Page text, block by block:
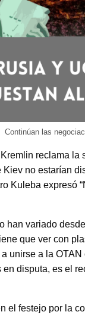
Continúan las
reclama
no estarían
Kuleba expresó
han variado
que ver con
unirse a la
disputa, es el
el festejo por la